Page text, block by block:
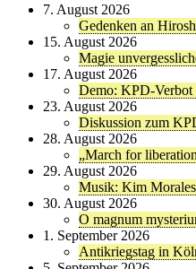
7. August 2026
Gedenken an
15. August 2026
Magie
17. August 2026
Demo: KPD-Verbot
23. August 2026
Diskussion zum
28. August 2026
„March for
29. August 2026
Musik: Kim
30. August 2026
O magnum
1. September 2026
Antikriegstag in